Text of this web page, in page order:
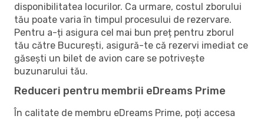
disponibilitatea locurilor. Ca urmare, costul zborului
tău poate varia în timpul procesului de rezervare.
Pentru a-ți asigura cel mai bun preț pentru zborul
tău către București, asigură-te că rezervi imediat ce
găsești un bilet de avion care se potrivește
buzunarului tău.
Reduceri pentru membrii eDreams Prime
În calitate de membru eDreams Prime, poți accesa